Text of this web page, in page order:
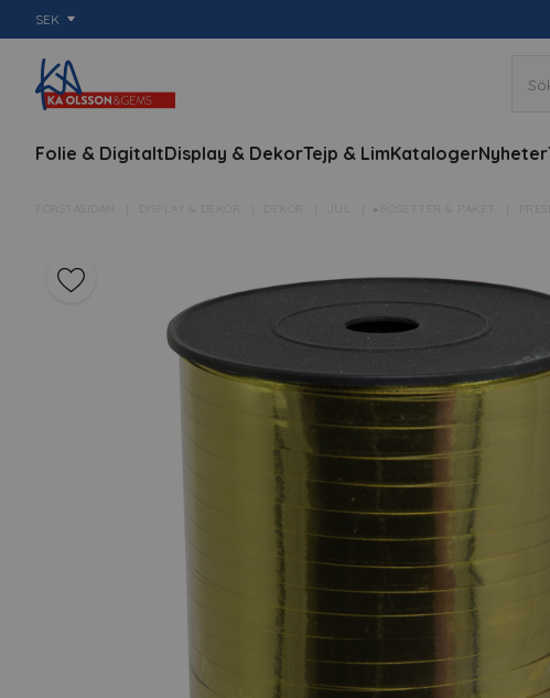
SEK
Folie & DigitaltDisplay & DekorTejp & LimKatalogerNyheter
FÖRSTASIDAN DISPLAY & DEKOR ▸ROSETTER & PAKET